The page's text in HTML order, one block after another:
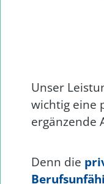
Unser
wichtig eine
ergänzende
Denn die